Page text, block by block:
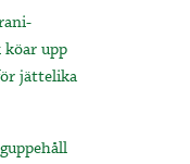
upp
jättelika